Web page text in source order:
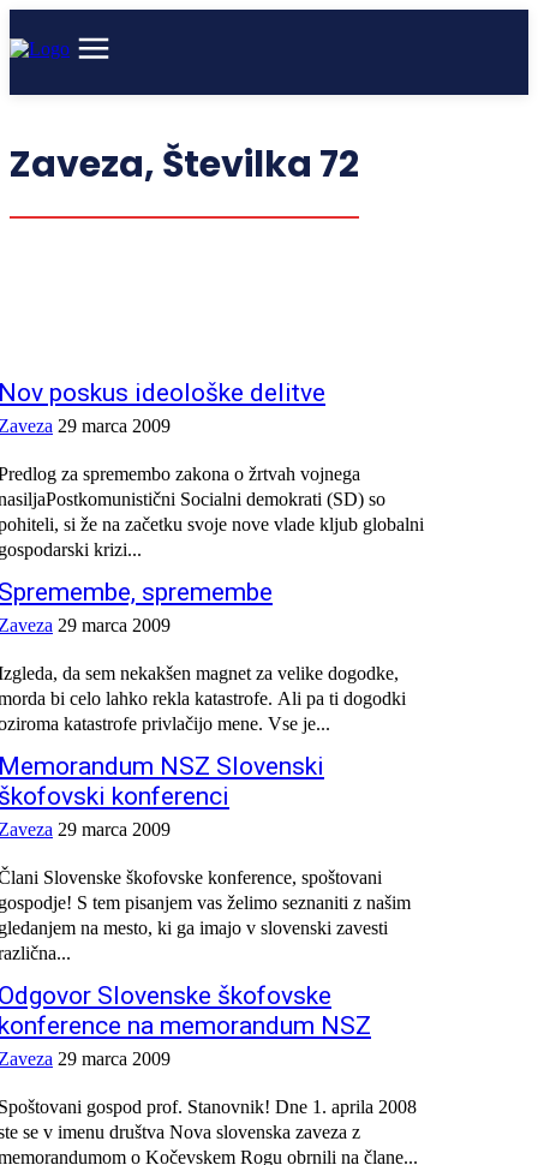
Zaveza,Številka 72
poskus ideološke delitve
29 marca 2009
za spremembo zakona o žrtvah vojnega
Socialni demokrati (SD) so
si že na začetku svoje nove vlade kljub globalni
krizi...
spremembe
29 marca 2009
da sem nekakšen magnet za velike dogodke,
bi celo lahko rekla katastrofe. Ali pa ti dogodki
katastrofe privlačijo mene. Vse je...
NSZ Slovenski
konferenci
29 marca 2009
Slovenske škofovske konference, spoštovani
S tem pisanjem vas želimo seznaniti z našim
na mesto, ki ga imajo v slovenski zavesti
Slovenske škofovske
na memorandum NSZ
29 marca 2009
gospod prof. Stanovnik! Dne 1. aprila 2008
se v imenu društva Nova slovenska zaveza z
o Kočevskem Rogu obrnili na člane...